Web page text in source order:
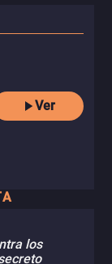
Ver
los